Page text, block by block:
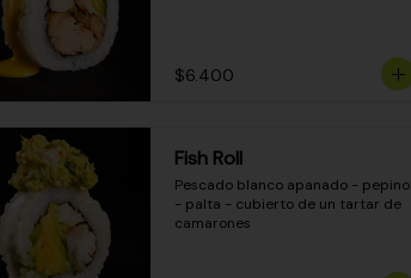
$6.400
Fish Roll
Pescado blanco apanado - pepino
- palta - cubierto de un tartar de
camarones